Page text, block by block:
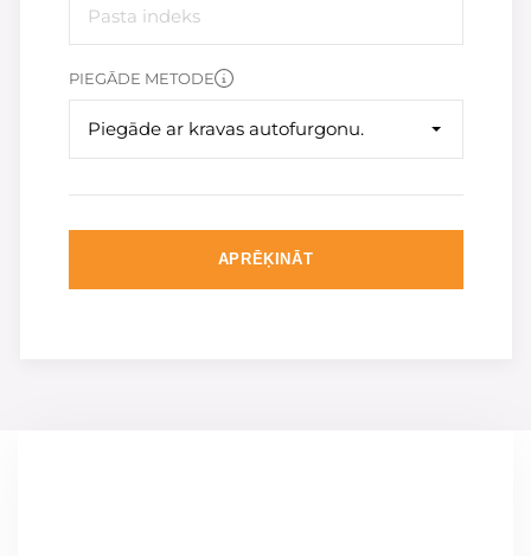
PIEGĀDE METODE
Piegāde ar kravas autofurgonu.
APRĒĶINĀT